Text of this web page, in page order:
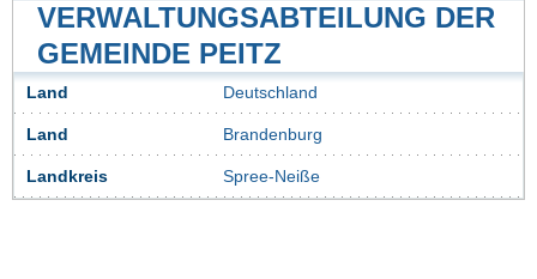
VERWALTUNGSABTEILUNG DER
GEMEINDE PEITZ
Land Deutschland
Land Brandenburg
Landkreis Spree-Neiße